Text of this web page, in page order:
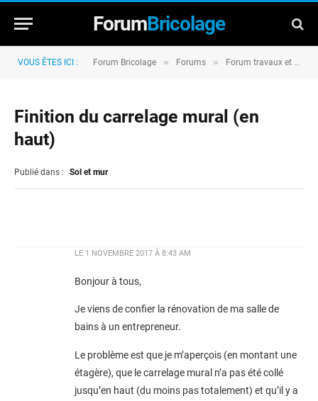
ForumBricolage
VOUS ÊTES ICI : Forum Bricolage » Forums » Forum travaux et rénovation
Finition du carrelage mural (en
haut)
Publié dans : Sol et mur
LE 1 NOVEMBRE 2017 À 8:43 AM
Bonjour à tous,
Je viens de confier la rénovation de ma salle de
bains à un entrepreneur.
Le problème est que je m’aperçois (en montant une
étagère), que le carrelage mural n’a pas été collé
jusqu’en haut (du moins pas totalement) et qu’il y a